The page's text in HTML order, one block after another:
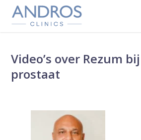
Navigatie overslaan
Video’s over Rezum
prostaat